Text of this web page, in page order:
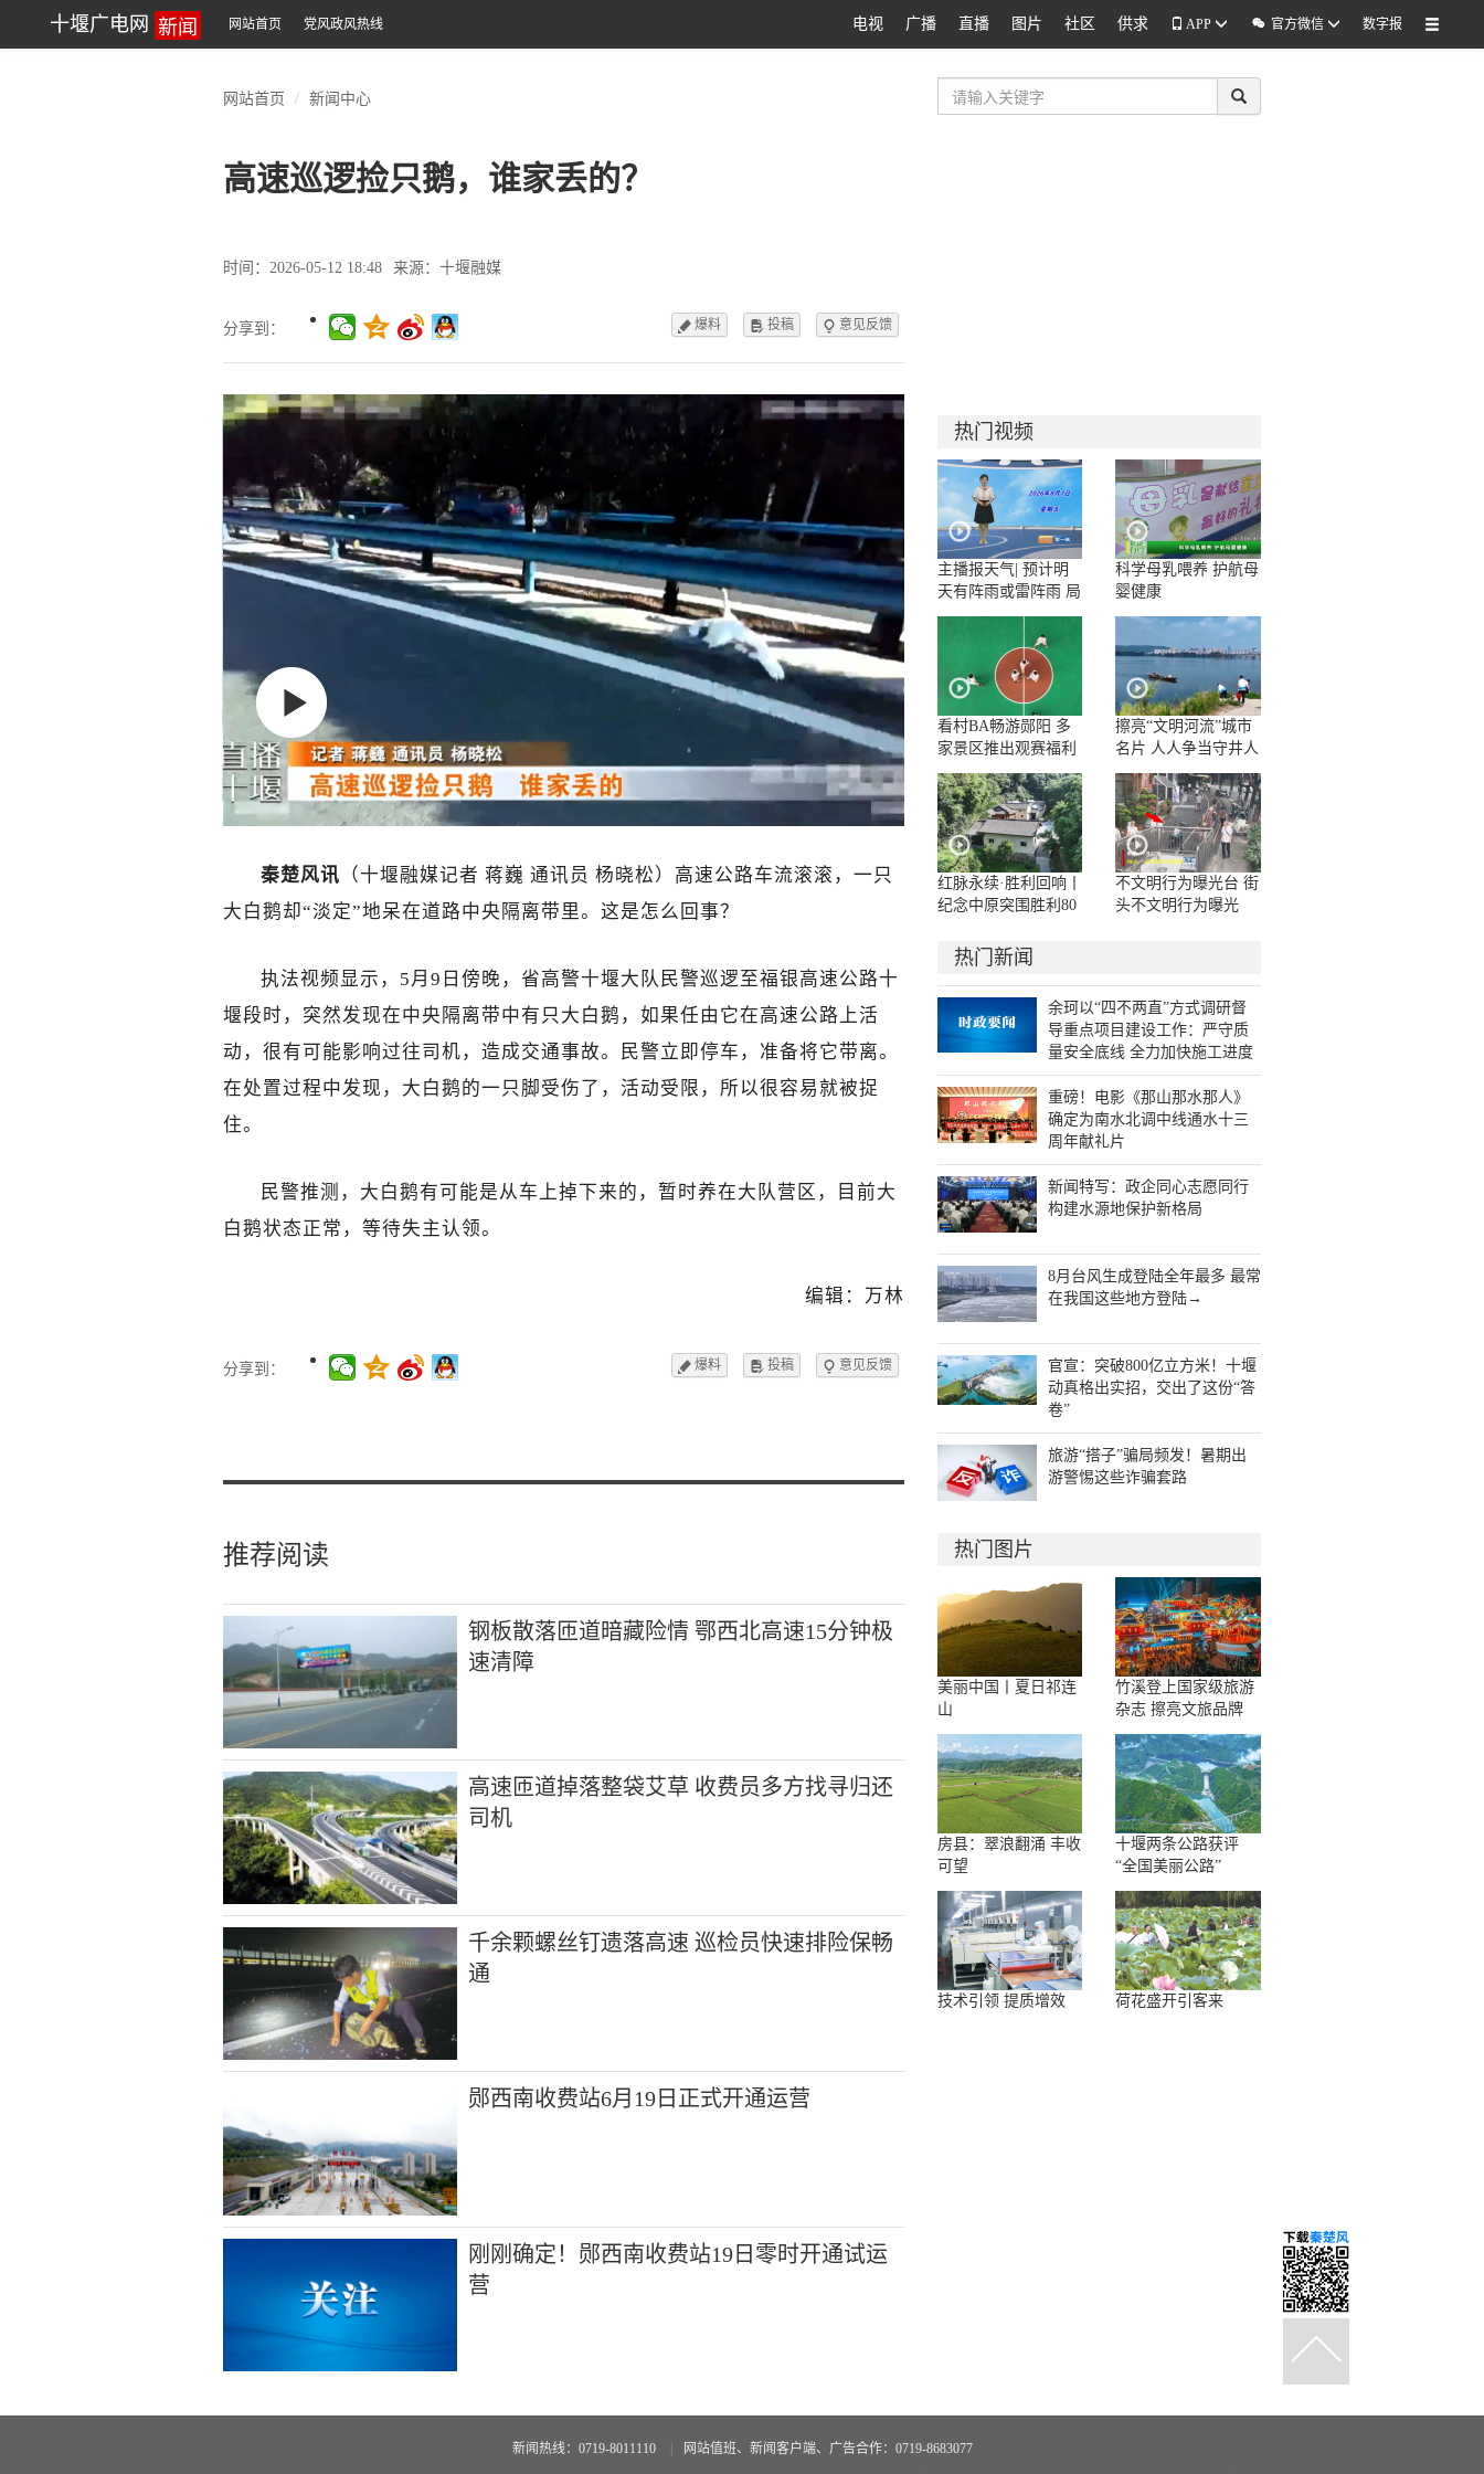
十堰广电网 新闻 网站首页 党风政风热线 电视 广播 直播 图片 社区 供求 APP  官方微信 数字报
网站首页 新闻中心
高速巡逻捡只鹅，谁家丢的？
时间：2026-05-12 18:48 来源：十堰融媒
分享到： 爆料  投稿  意见反馈
秦楚风讯 （十堰融媒记者 蒋巍 通讯员 杨晓松 ） 高速公路车流滚滚，一只
大白鹅却“淡定”地呆在道路中央隔离带里。这是怎么回事？
执法视频显示，5月9日傍晚，省高警十堰大队民警巡逻至福银高速公路十
堰段时，突然发现在中央隔离带中有只大白鹅，如果任由它在高速公路上活
动，很有可能影响过往司机，造成交通事故。民警立即停车，准备将它带离。
在处置过程中发现，大白鹅的一只脚受伤了，活动受限，所以很容易就被捉
住。
民警推测，大白鹅有可能是从车上掉下来的，暂时养在大队营区，目前大
白鹅状态正常，等待失主认领。
编辑：万林
分享到： 爆料  投稿  意见反馈
推荐阅读
钢板散落匝道暗藏险情 鄂西北高速15分钟极
速清障
高速匝道掉落整袋艾草 收费员多方找寻归还
司机
千余颗螺丝钉遗落高速 巡检员快速排险保畅
通
郧西南收费站6月19日正式开通运营
刚刚确定！郧西南收费站19日零时开通试运
营
热门视频
主播报天气| 预计明
天有阵雨或雷阵雨 局
地大雨或暴雨
科学母乳喂养 护航母
婴健康
看村BA畅游郧阳 多
家景区推出观赛福利
擦亮“文明河流”城市
名片 人人争当守井人
红脉永续·胜利回响丨
纪念中原突围胜利80
古院
不文明行为曝光台 街
头不文明行为曝光
热门新闻
余珂以“四不两直”方式调研督
导重点项目建设工作：严守质
量安全底线 全力加快施工进度
重磅！电影《那山那水那人》
确定为南水北调中线通水十三
周年献礼片
新闻特写：政企同心志愿同行
构建水源地保护新格局
8月台风生成登陆全年最多 最常
在我国这些地方登陆→
官宣：突破800亿立方米！十堰
动真格出实招，交出了这份“答
卷”
旅游“搭子”骗局频发！暑期出
游警惕这些诈骗套路
热门图片
美丽中国丨夏日祁连
山
竹溪登上国家级旅游
杂志 擦亮文旅品牌
房县：翠浪翻涌 丰收
可望
十堰两条公路获评
“全国美丽公路”
技术引领 提质增效 荷花盛开引客来
新闻热线：0719-8011110 | 网站值班、新闻客户端、广告合作：0719-8683077